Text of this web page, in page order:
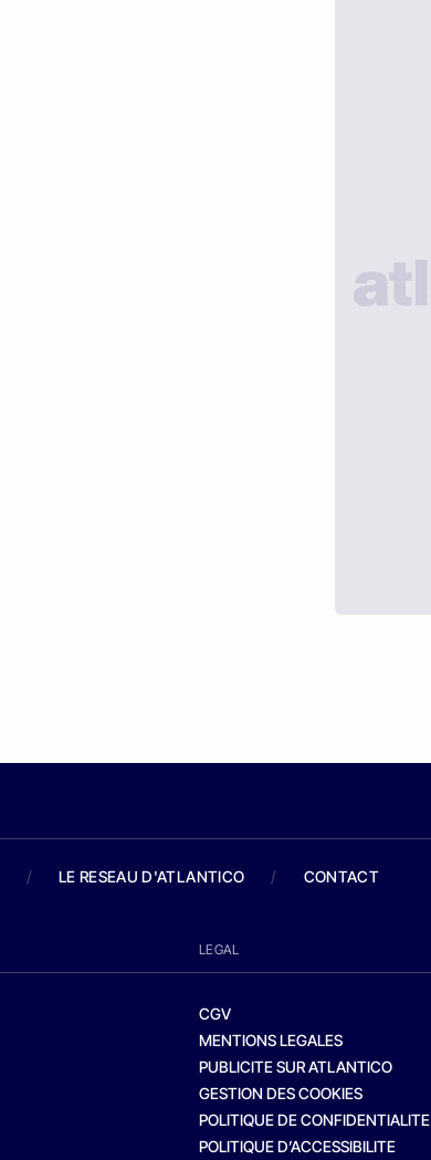
/ LE RESEAU D'ATLANTICO / CONTACT
LEGAL
CGV
MENTIONS LEGALES
PUBLICITE SUR ATLANTICO
GESTION DES COOKIES
POLITIQUE DE CONFIDENTIALITE
POLITIQUE D’ACCESSIBILITE